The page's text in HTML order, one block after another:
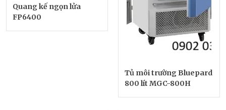
Quang kế ngọn lửa
FP6400
Tủ môi trường Bluepard
800 lít MGC-800H